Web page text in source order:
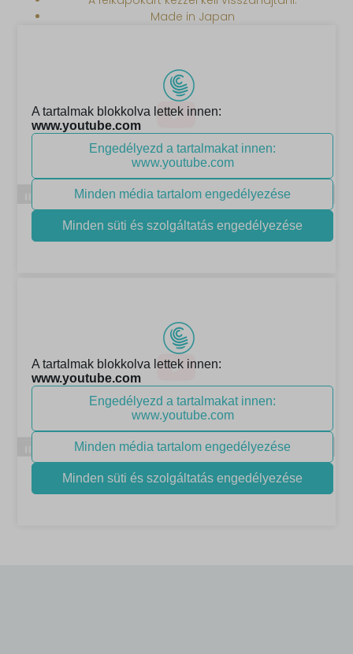
Made in Japan